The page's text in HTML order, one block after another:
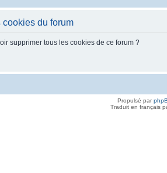
cookies du forum
supprimer tous les cookies de ce forum ?
Propulsé par
Traduit en français